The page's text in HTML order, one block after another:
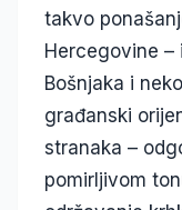
takvo
Hercegovine –
Bošnjaka i
građanski
stranaka –
pomirljivom